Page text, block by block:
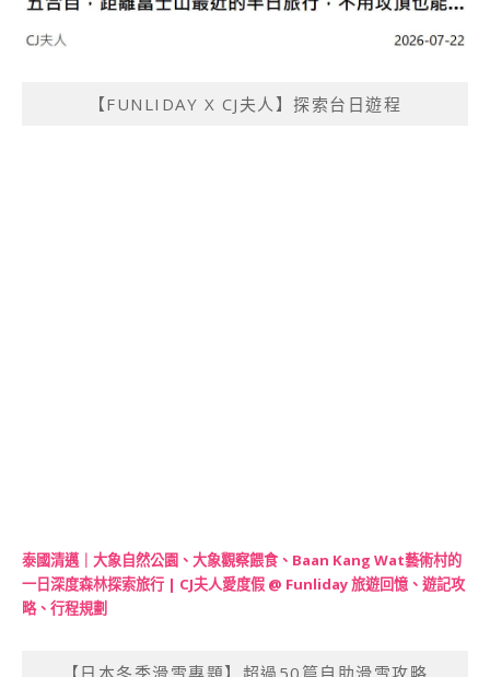
【FUNLIDAY X CJ夫人】探索台日遊程
泰國清邁｜大象自然公園、大象觀察餵食、Baan Kang Wat藝術村的
一日深度森林探索旅行 | CJ夫人愛度假 @ Funliday 旅遊回憶、遊記攻
略、行程規劃